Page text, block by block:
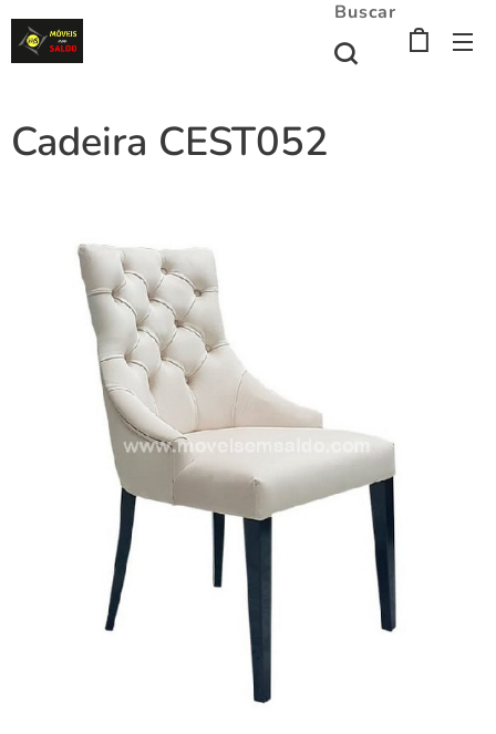
Buscar
Cadeira CEST052